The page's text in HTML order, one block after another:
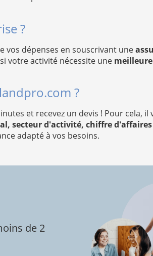
?
vos dépenses en souscrivant une
votre activité nécessite une
?
et recevez un devis ! Pour cela,
secteur d'activité, chiffre
adapté à vos besoins.
de 2